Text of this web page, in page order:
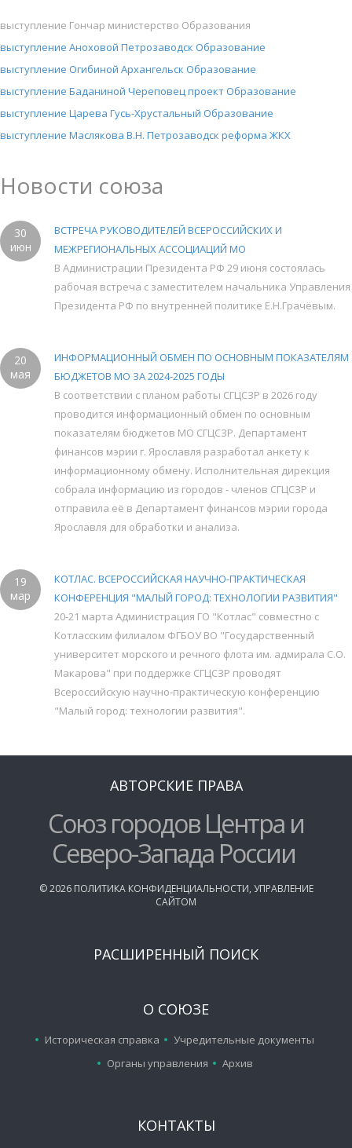
выступление Гончар министерство Образования
выступление Аноховой Петрозаводск Образование
выступление Огибиной Архангельск Образование
выступление Баданиной Череповец проект Образование
выступление Царева Гусь-Хрустальный Образование
выступление Маслякова В.Н. Петрозаводск реформа ЖКХ
Новости союза
30
июн
ВСТРЕЧА РУКОВОДИТЕЛЕЙ ВСЕРОССИЙСКИХ И
МЕЖРЕГИОНАЛЬНЫХ АССОЦИАЦИЙ МО
В Администрации Президента РФ 29 июня состоялась
рабочая встреча с заместителем начальника Управления
Президента РФ по внутренней политике Е.Н.Грачёвым.
20
мая
ИНФОРМАЦИОННЫЙ ОБМЕН ПО ОСНОВНЫМ ПОКАЗАТЕЛЯМ
БЮДЖЕТОВ МО ЗА 2024-2025 ГОДЫ
В соответствии с планом работы СГЦСЗР в 2026 году
проводится информационный обмен по основным
показателям бюджетов МО СГЦСЗР. Департамент
финансов мэрии г. Ярославля разработал анкету к
информационному обмену. Исполнительная дирекция
собрала информацию из городов - членов СГЦСЗР и
отправила её в Департамент финансов мэрии города
Ярославля для обработки и анализа.
19
мар
КОТЛАС. ВСЕРОССИЙСКАЯ НАУЧНО-ПРАКТИЧЕСКАЯ
КОНФЕРЕНЦИЯ "МАЛЫЙ ГОРОД: ТЕХНОЛОГИИ РАЗВИТИЯ"
20-21 марта Администрация ГО "Котлас" совместно с
Котласским филиалом ФГБОУ ВО "Государственный
университет морского и речного флота им. адмирала С.О.
Макарова" при поддержке СГЦСЗР проводят
Всероссийскую научно-практическую конференцию
"Малый город: технологии развития".
АВТОРСКИЕ ПРАВА
Союз городов Центра и
Северо-Запада России
©2026 ПОЛИТИКА КОНФИДЕНЦИАЛЬНОСТИ, УПРАВЛЕНИЕ
САЙТОМ
РАСШИРЕННЫЙ ПОИСК
О СОЮЗЕ
Историческая справка
Учредительные документы
Органы управления
Архив
КОНТАКТЫ